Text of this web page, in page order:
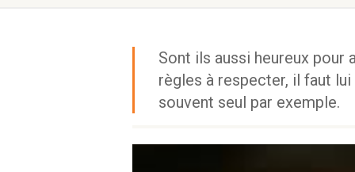
Sont ils aussi heureux pour
règles à respecter, il faut
souvent seul par exemple.